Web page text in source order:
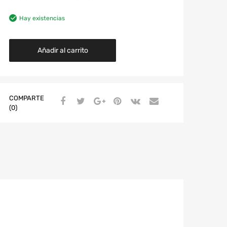
Hay existencias
Añadir al carrito
COMPARTE
(0)